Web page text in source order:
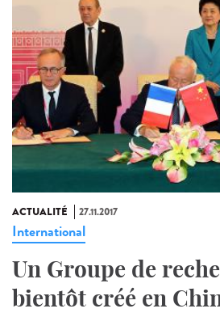
ACTUALITÉ 27.11.2017
International
Un Groupe de
bientôt créé en